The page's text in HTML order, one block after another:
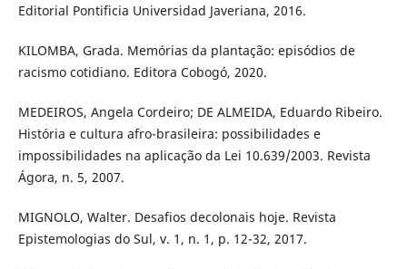
Editorial Pontificia Universidad Javeriana, 2016.
KILOMBA, Grada. Memórias da plantação: episódios de
racismo cotidiano. Editora Cobogó, 2020.
MEDEIROS, Angela Cordeiro; DE ALMEIDA, Eduardo Ribeiro.
História e cultura afro-brasileira: possibilidades e
impossibilidades na aplicação da Lei 10.639/2003. Revista
Ágora, n. 5, 2007.
MIGNOLO, Walter. Desafios decolonais hoje. Revista
Epistemologias do Sul, v. 1, n. 1, p. 12-32, 2017.